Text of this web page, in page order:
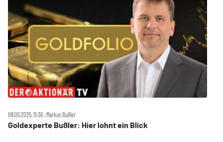
08.05.2025, 11:38 ‧ Markus Bußler
Goldexperte Bußler: Hier lohnt ein Blick